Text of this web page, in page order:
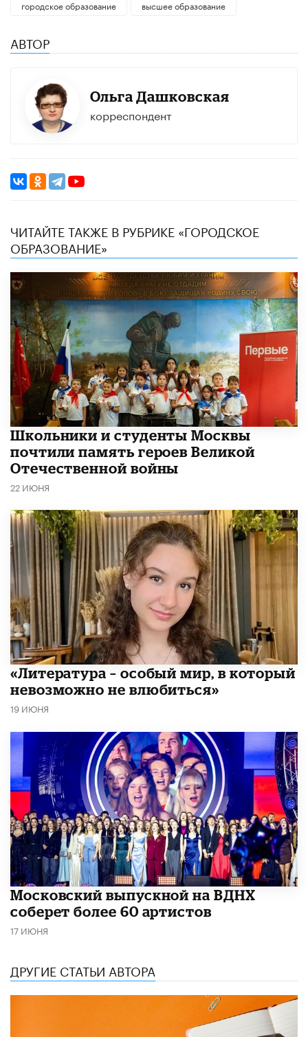
городское образование высшее образование
АВТОР
Ольга Дашковская
корреспондент
ЧИТАЙТЕ ТАКЖЕ В РУБРИКЕ «ГОРОДСКОЕ
ОБРАЗОВАНИЕ»
Школьники и студенты Москвы
почтили память героев Великой
Отечественной войны
22 ИЮНЯ
​«Литература – особый мир, в который
невозможно не влюбиться»
19 ИЮНЯ
Московский выпускной на ВДНХ
соберет более 60 артистов
17 ИЮНЯ
ДРУГИЕ СТАТЬИ АВТОРА